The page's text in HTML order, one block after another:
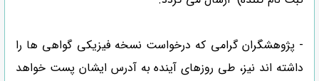
- پژوهشگران گرامی که درخواست نسخه فیزیکی گواهی ها را
داشته اند نیز، طی روزهای آینده به آدرس ایشان پست خواهد